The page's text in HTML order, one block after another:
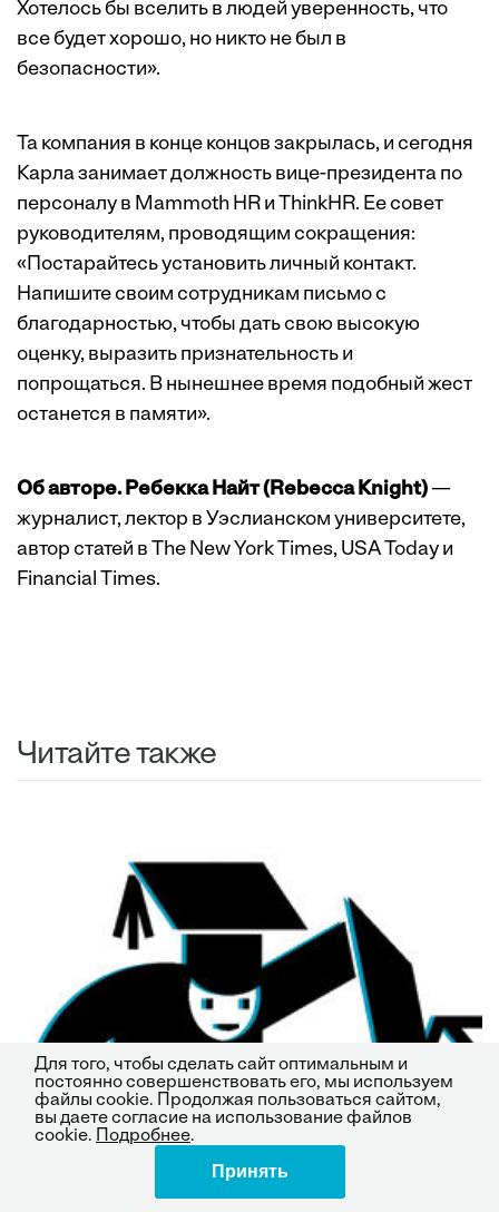
Хотелось бы вселить в людей уверенность, что
все будет хорошо, но никто не был в
безопасности».
Та компания в конце концов закрылась, и сегодня
Карла занимает должность вице-президента по
персоналу в Mammoth HR и ThinkHR. Ее совет
руководителям, проводящим сокращения:
«Постарайтесь установить личный контакт.
Напишите своим сотрудникам письмо с
благодарностью, чтобы дать свою высокую
оценку, выразить признательность и
попрощаться. В нынешнее время подобный жест
останется в памяти».
Об авторе. Ребекка Найт (Rebecca Knight)—
журналист, лектор в Уэслианском университете,
автор статей в The New York Times, USA Today и
Financial Times.
Читайте также
Для того, чтобы сделать сайт оптимальным и
постоянно совершенствовать его, мы используем
файлы cookie. Продолжая пользоваться сайтом,
вы даете согласие на использование файлов
cookie.
Подробнее.
Принять